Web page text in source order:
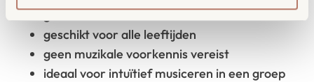
gestemde buizen van robuust kunststof
geschikt voor alle leeftijden
geen muzikale voorkennis vereist
ideaal voor intuïtief musiceren in een groep